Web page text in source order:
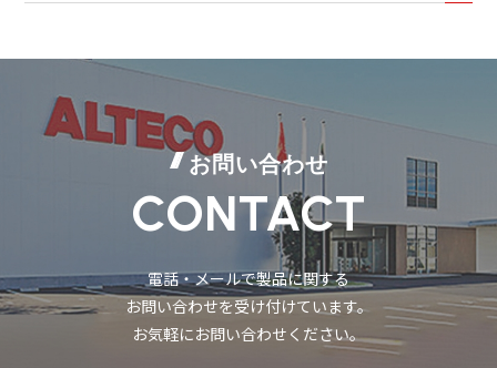
お問い合わせ
CONTACT
電話・メールで製品に関する
お問い合わせを受け付けています。
お気軽にお問い合わせください。